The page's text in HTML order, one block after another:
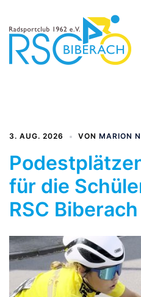
Inhalt
springen
3. AUG. 2026 VON MARION
für die
RSC Biberach